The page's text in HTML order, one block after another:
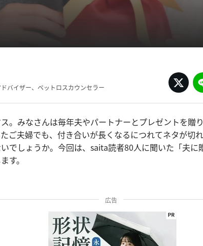
バイザー、ペットロスカウンセラー
。みなさんは毎年夫やパートナーとプレゼントを
ご夫婦でも、付き合いが長くなるにつれてネタが
でしょうか。今回は、saita読者80人に聞いた「夫に
す。
広告